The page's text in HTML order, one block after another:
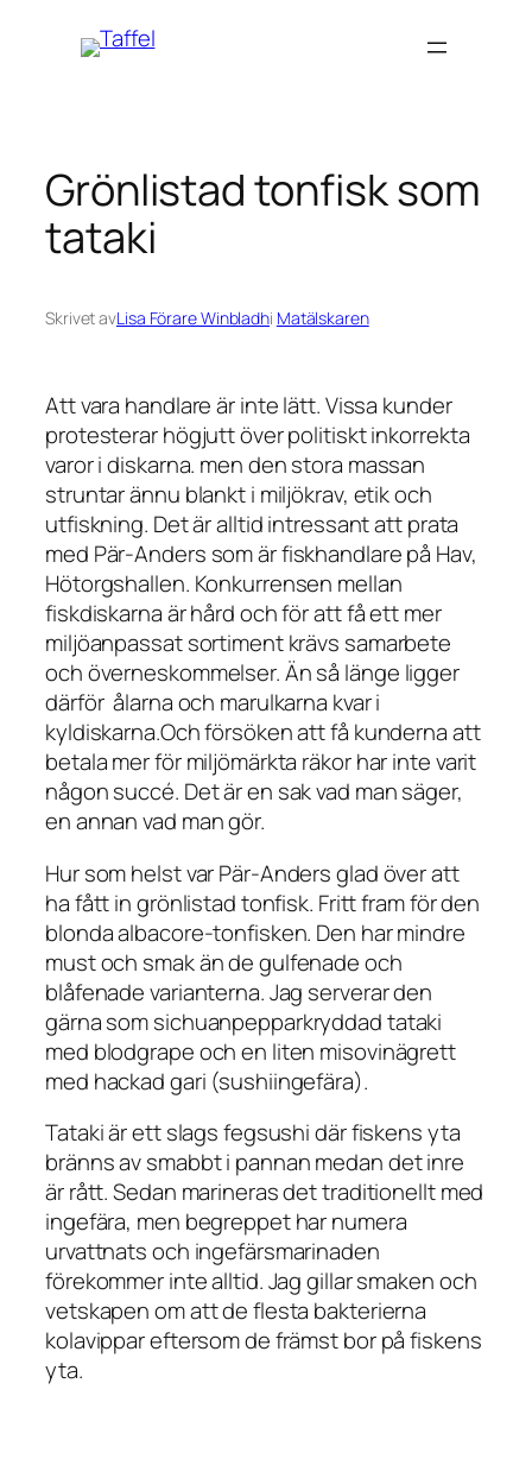
Grönlistad tonfisk som
tataki
Skrivet avLisa Förare Winbladhi Matälskaren
Att vara handlare är inte lätt. Vissa kunder
protesterar högjutt över politiskt inkorrekta
varor i diskarna. men den stora massan
struntar ännu blankt i miljökrav, etik och
utfiskning. Det är alltid intressant att prata
med Pär-Anders som är fiskhandlare på Hav,
Hötorgshallen. Konkurrensen mellan
fiskdiskarna är hård och för att få ett mer
miljöanpassat sortiment krävs samarbete
och överneskommelser. Än så länge ligger
därför ålarna och marulkarna kvar i
kyldiskarna.Och försöken att få kunderna att
betala mer för miljömärkta räkor har inte varit
någon succé. Det är en sak vad man säger,
en annan vad man gör.
Hur som helst var Pär-Anders glad över att
ha fått in grönlistad tonfisk. Fritt fram för den
blonda albacore-tonfisken. Den har mindre
must och smak än de gulfenade och
blåfenade varianterna. Jag serverar den
gärna som sichuanpepparkryddad tataki
med blodgrape och en liten misovinägrett
med hackad gari (sushiingefära).
Tataki är ett slags fegsushi där fiskens yta
bränns av smabbt i pannan medan det inre
är rått. Sedan marineras det traditionellt med
ingefära, men begreppet har numera
urvattnats och ingefärsmarinaden
förekommer inte alltid. Jag gillar smaken och
vetskapen om att de flesta bakterierna
kolavippar eftersom de främst bor på fiskens
yta.